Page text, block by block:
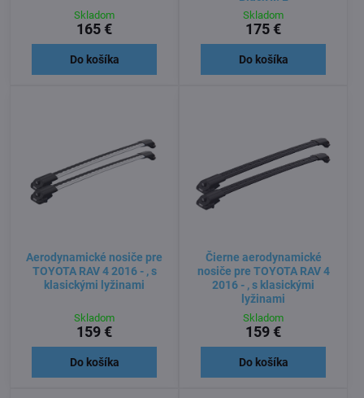
Skladom
165 €
Do košíka
Skladom
175 €
Do košíka
Aerodynamické nosiče pre
TOYOTA RAV 4 2016 - , s
klasickými lyžinami
Skladom
159 €
Do košíka
Čierne aerodynamické
nosiče pre TOYOTA RAV 4
2016 - , s klasickými
lyžinami
Skladom
159 €
Do košíka